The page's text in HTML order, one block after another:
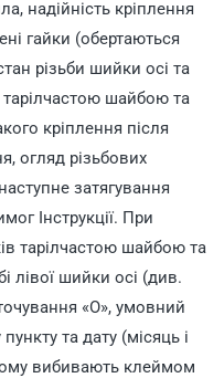
надійність кріплення
гайки (обертаються
різьби шийки осі та
шайбою та
кріплення після
огляд різьбових
затягування
Інструкції. При
тарілчастою шайбою та
лівої шийки осі (див.
«О», умовний
та дату (місяць і
вибивають клеймом